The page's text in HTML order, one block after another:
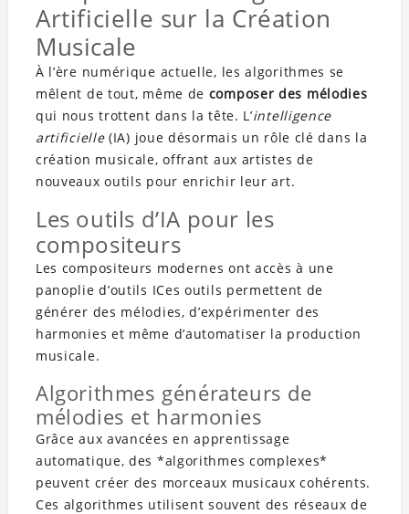
Artificielle sur la Création
Musicale
À l’ère numérique actuelle, les algorithmes se
mêlent de tout, même de composer des mélodies
qui nous trottent dans la tête. L’intelligence
artificielle(IA) joue désormais un rôle clé dans la
création musicale, offrant aux artistes de
nouveaux outils pour enrichir leur art.
Les outils d’IA pour les
compositeurs
Les compositeurs modernes ont accès à une
panoplie d’outils ICes outils permettent de
générer des mélodies, d’expérimenter des
harmonies et même d’automatiser la production
musicale.
Algorithmes générateurs de
mélodies et harmonies
Grâce aux avancées en apprentissage
automatique, des *algorithmes complexes*
peuvent créer des morceaux musicaux cohérents.
Ces algorithmes utilisent souvent des réseaux de